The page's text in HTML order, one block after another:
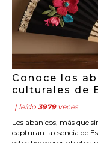
Conoce los
culturales de
| leído 3979veces
Los abanicos, más que
capturan la esencia de